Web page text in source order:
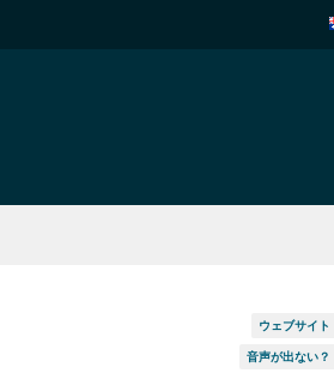
ウェブサイト
音声が出ない？